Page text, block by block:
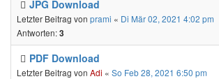
JPG Download
Letzter Beitrag von prami « Di Mär 02, 2021 4:02 pm
Antworten:3
PDF Download
Letzter Beitrag von Adi « So Feb 28, 2021 6:50 pm